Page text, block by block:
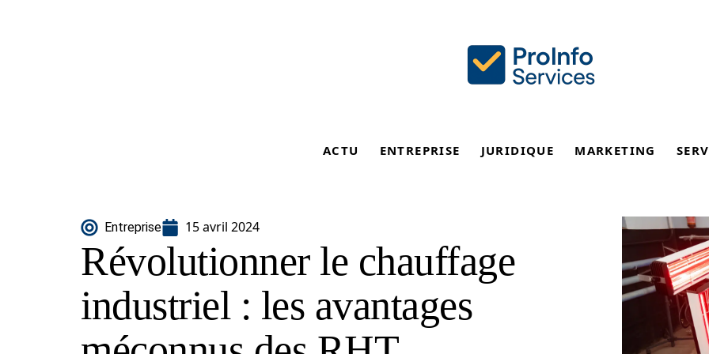
ACTU ENTREPRISE JURIDIQUE MARKETING
Entreprise 15 avril 2024
Révolutionner le chauffage
industriel : les avantages